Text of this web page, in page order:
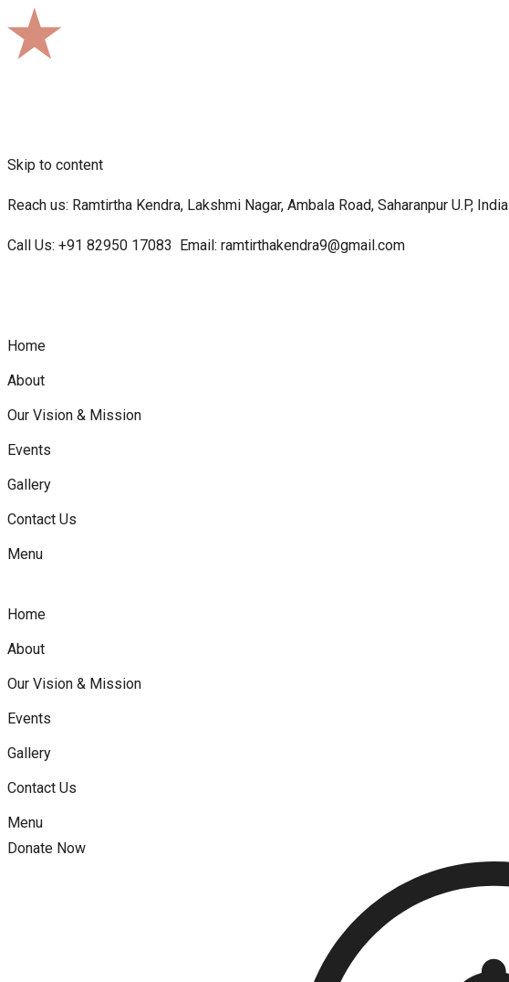
Skip to content
Reach us: Ramtirtha Kendra, Lakshmi Nagar, Ambala Road, Saharanpur U.P, India
Call Us: +91 82950 17083 Email: ramtirthakendra9@gmail.com
Home
About
Our Vision & Mission
Events
Gallery
Contact Us
Menu
Home
About
Our Vision & Mission
Events
Gallery
Contact Us
Menu
Donate Now